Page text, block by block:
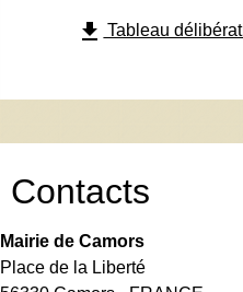
file_download Tableau
Contacts
Mairie de Camors
Place de la Liberté